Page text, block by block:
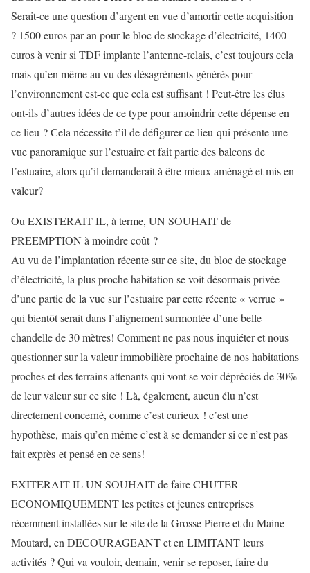
Serait-ce une question d’argent en vue d’amortir cette acquisition
? 1500 euros par an pour le bloc de stockage d’électricité, 1400
euros à venir si TDF implante l’antenne-relais, c’est toujours cela
mais qu’en même au vu des désagréments générés pour
l’environnement est-ce que cela est suffisant ! Peut-être les élus
ont-ils d’autres idées de ce type pour amoindrir cette dépense en
ce lieu ? Cela nécessite t’il de défigurer ce lieu qui présente une
vue panoramique sur l’estuaire et fait partie des balcons de
l’estuaire, alors qu’il demanderait à être mieux aménagé et mis en
valeur?
Ou EXISTERAIT IL, à terme, UN SOUHAIT de
PREEMPTION à moindre coût ?
Au vu de l’implantation récente sur ce site, du bloc de stockage
d’électricité, la plus proche habitation se voit désormais privée
d’une partie de la vue sur l’estuaire par cette récente « verrue »
qui bientôt serait dans l’alignement surmontée d’une belle
chandelle de 30 mètres! Comment ne pas nous inquiéter et nous
questionner sur la valeur immobilière prochaine de nos habitations
proches et des terrains attenants qui vont se voir dépréciés de 30%
de leur valeur sur ce site ! Là, également, aucun élu n’est
directement concerné, comme c’est curieux ! c’est une
hypothèse, mais qu’en même c’est à se demander si ce n’est pas
fait exprès et pensé en ce sens!
EXITERAIT IL UN SOUHAIT de faire CHUTER
ECONOMIQUEMENT les petites et jeunes entreprises
récemment installées sur le site de la Grosse Pierre et du Maine
Moutard, en DECOURAGEANT et en LIMITANT leurs
activités ? Qui va vouloir, demain, venir se reposer, faire du